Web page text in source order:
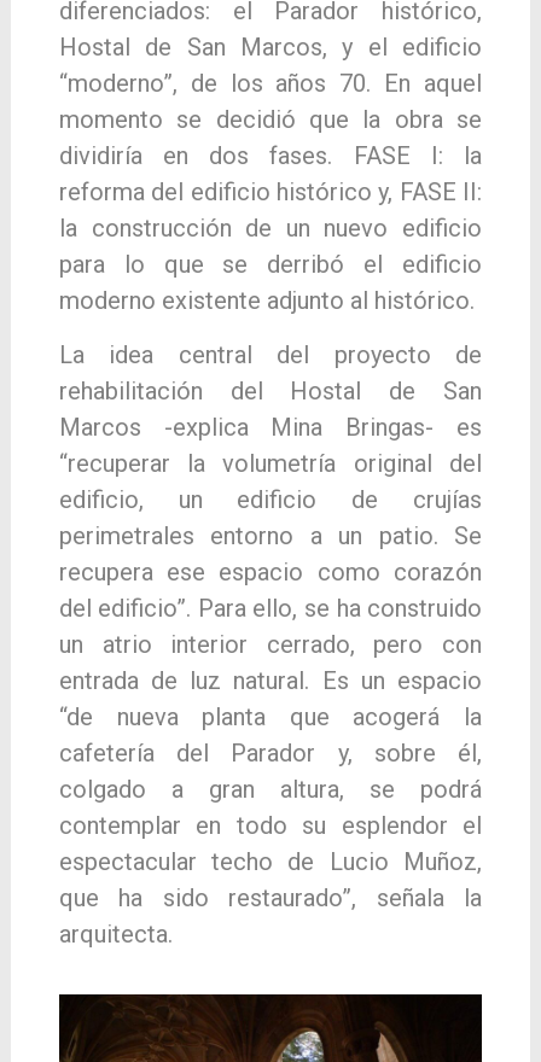
diferenciados: el Parador histórico,
Hostal de San Marcos, y el edificio
“moderno”, de los años 70. En aquel
momento se decidió que la obra se
dividiría en dos fases. FASE I: la
reforma del edificio histórico y, FASE II:
la construcción de un nuevo edificio
para lo que se derribó el edificio
moderno existente adjunto al histórico.
La idea central del proyecto de
rehabilitación del Hostal de San
Marcos -explica Mina Bringas- es
“recuperar la volumetría original del
edificio, un edificio de crujías
perimetrales entorno a un patio. Se
recupera ese espacio como corazón
del edificio”. Para ello, se ha construido
un atrio interior cerrado, pero con
entrada de luz natural. Es un espacio
“de nueva planta que acogerá la
cafetería del Parador y, sobre él,
colgado a gran altura, se podrá
contemplar en todo su esplendor el
espectacular techo de Lucio Muñoz,
que ha sido restaurado”, señala la
arquitecta.